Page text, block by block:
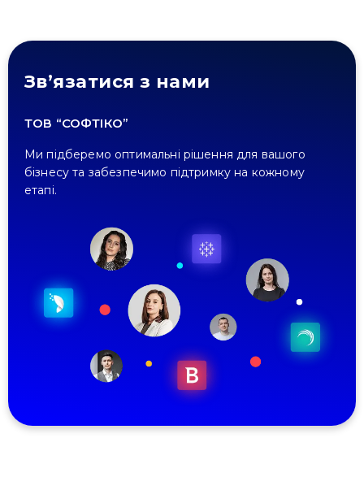
Зв’язатися з нами
ТОВ “СОФТІКО”
Ми підберемо оптимальні рішення для вашого
бізнесу та забезпечимо підтримку на кожному
етапі.